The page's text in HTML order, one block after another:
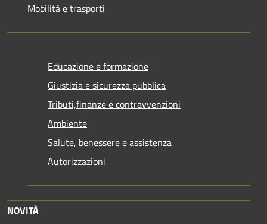
Mobilità e trasporti
Educazione e formazione
Giustizia e sicurezza pubblica
Tributi,finanze e contravvenzioni
Ambiente
Salute, benessere e assistenza
Autorizzazioni
NOVITÀ